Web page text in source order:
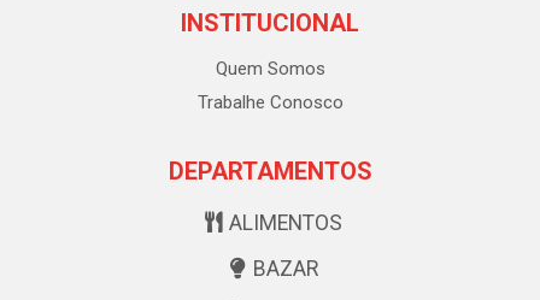
INSTITUCIONAL
Quem Somos
Trabalhe Conosco
DEPARTAMENTOS
ALIMENTOS
BAZAR